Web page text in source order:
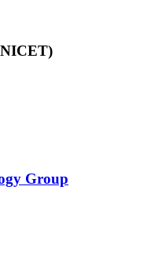
Group